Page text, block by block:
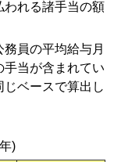
われる諸手当の額
員の平均給与月
当が含まれてい
ベースで算出し
)